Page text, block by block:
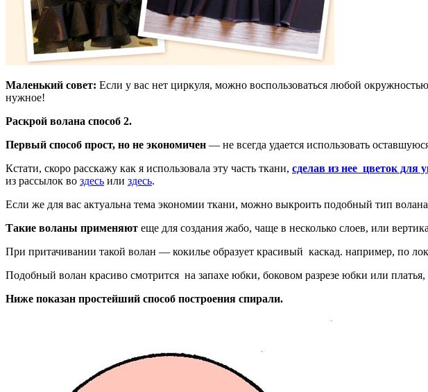
Маленький совет: Если у вас нет циркуля, можно воспользоваться любой
нужное!
Раскрой волана способ 2.
Первый способ прост, но не экономичен — не всегда удается использовать
Кстати, скоро расскажу как я использовала эту часть ткани, сделав из нее цветок для
из рассылок во здесь или здесь.
Если же для вас актуальна тема экономии ткани, можно выкроить подобный тип
Такие воланы применяют еще для создания жабо, чаще в несколько слоев, или
При притачивании такой волан — кокилье образует красивый каскад. например, по
Подобный волан красиво смотрится на запахе юбки, боковом разрезе юбки или
Ниже показан простейший способ построения спирали.